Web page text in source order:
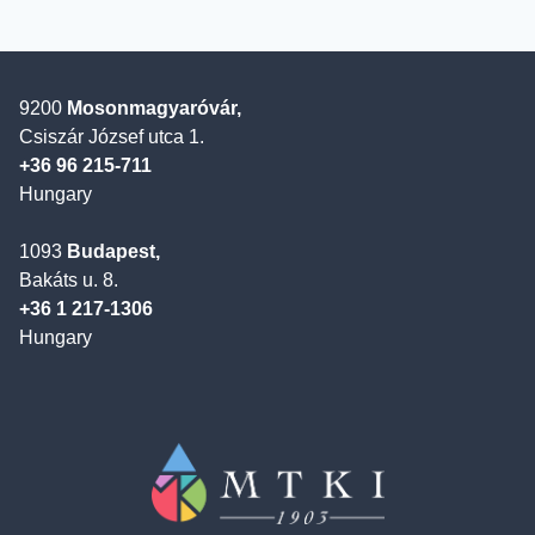
9200 Mosonmagyaróvár,
Csiszár József utca 1.
+36 96 215-711
Hungary
1093 Budapest,
Bakáts u. 8.
+36 1 217-1306
Hungary